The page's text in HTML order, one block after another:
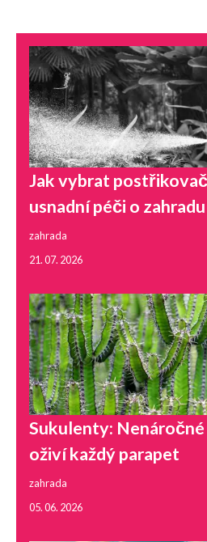
Jak vybrat
usnadní péči o zahradu
zahrada
21. 07. 2026
Sukulenty:
oživí každý parapet
zahrada
05. 06. 2026